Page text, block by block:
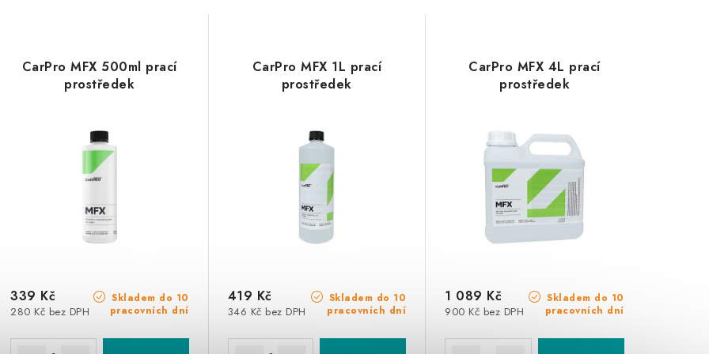
CarPro MFX 500ml prací
prostředek
Skladem do 10
pracovních dní
280 Kč bez DPH
339 Kč
CarPro MFX 1L prací
prostředek
Skladem do 10
pracovních dní
346 Kč bez DPH
419 Kč
CarPro MFX 4L prací
prostředek
Skladem do 10
pracovních dní
900 Kč bez DPH
1 089 Kč